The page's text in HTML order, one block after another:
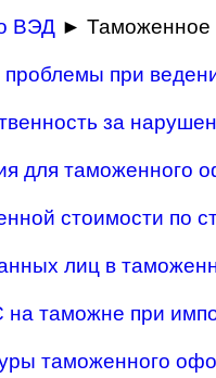
ВЭД ► Таможенное
при
за
для таможенного
стоимости по
лиц в
на таможне при
таможенного